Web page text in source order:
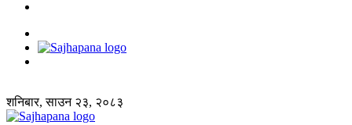
शनिबार, साउन २३, २०८३